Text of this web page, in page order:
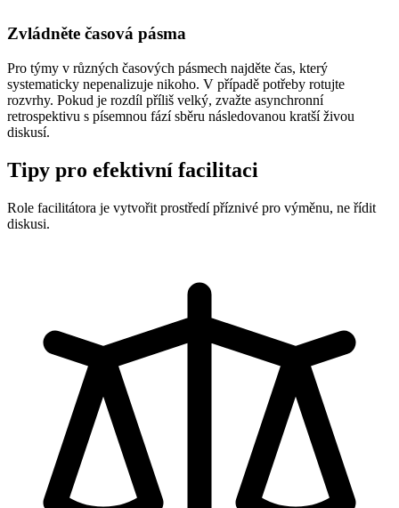
Zvládněte časová pásma
Pro týmy v různých časových pásmech najděte čas, který
systematicky nepenalizuje nikoho. V případě potřeby rotujte
rozvrhy. Pokud je rozdíl příliš velký, zvažte asynchronní
retrospektivu s písemnou fází sběru následovanou kratší živou
diskusí.
Tipy pro efektivní facilitaci
Role facilitátora je vytvořit prostředí příznivé pro výměnu, ne řídit
diskusi.